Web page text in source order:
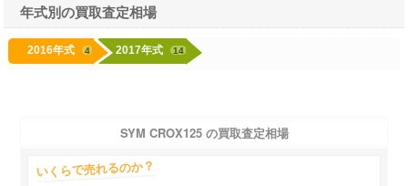
年式別の買取査定相場
2016年式 4 2017年式 14
SYM CROX125 の買取査定相場
いくらで売れるのか？